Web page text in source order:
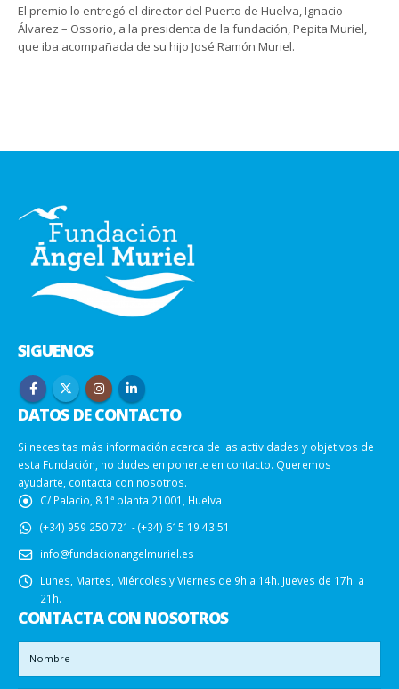
El premio lo entregó el director del Puerto de Huelva, Ignacio
Álvarez – Ossorio, a la presidenta de la fundación, Pepita Muriel,
que iba acompañada de su hijo José Ramón Muriel.
SIGUENOS
DATOS DE CONTACTO
Si necesitas más información acerca de las actividades y objetivos de
esta Fundación, no dudes en ponerte en contacto. Queremos
ayudarte, contacta con nosotros.
C/ Palacio, 8 1ª planta 21001, Huelva
(+34) 959 250 721 - (+34) 615 19 43 51
info@fundacionangelmuriel.es
Lunes, Martes, Miércoles y Viernes de 9h a 14h. Jueves de 17h. a
21h.
CONTACTA CON NOSOTROS